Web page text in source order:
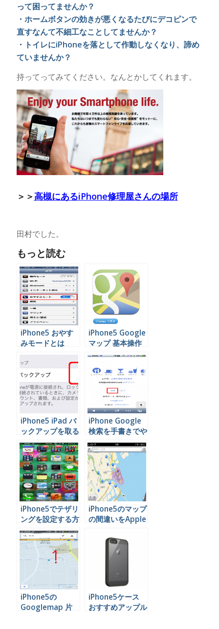
って困ってませんか？
・ホームボタンの効きが悪くなるたびにデコピンで
直すなんて不細工なことしてませんか？
・トイレにiPhoneを落として作動しなくなり、諦め
ていませんか？
持ってってみてください。なんとかしてくれます。
＞＞高槻にあるiPhone修理屋さんの場所
田村でした。
もっと読む
iPhone5 おやす
みモードとは
iPhone5 Google
マップ 基本操作
編
iPhone5 iPad バ
ックアップを取る
方法 （iCloud）
iPhone Google
検索を手書きでや
ってみよう
iPhone5でテザリ
ングを設定する方
法
iPhone5のマップ
の間違いをApple
iPhone5の
Googlemap 片
iPhone5ケース
おすすめアップル